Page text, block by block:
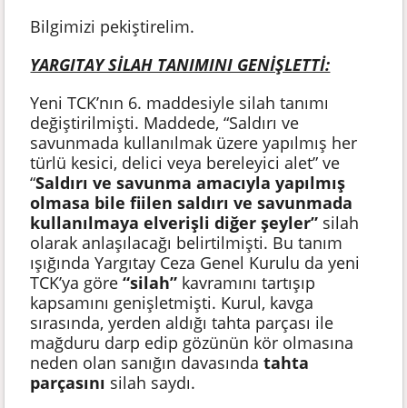
Bilgimizi pekiştirelim.
YARGITAY SİLAH TANIMINI GENİŞLETTİ:
Yeni TCK’nın 6. maddesiyle silah tanımı
değiştirilmişti. Maddede, “Saldırı ve
savunmada kullanılmak üzere yapılmış her
türlü kesici, delici veya bereleyici alet” ve
“Saldırı ve savunma amacıyla yapılmış
olmasa bile fiilen saldırı ve savunmada
kullanılmaya elverişli diğer şeyler” silah
olarak anlaşılacağı belirtilmişti. Bu tanım
ışığında Yargıtay Ceza Genel Kurulu da yeni
TCK’ya göre “silah” kavramını tartışıp
kapsamını genişletmişti. Kurul, kavga
sırasında, yerden aldığı tahta parçası ile
mağduru darp edip gözünün kör olmasına
neden olan sanığın davasındatahta
parçasını silah saydı.